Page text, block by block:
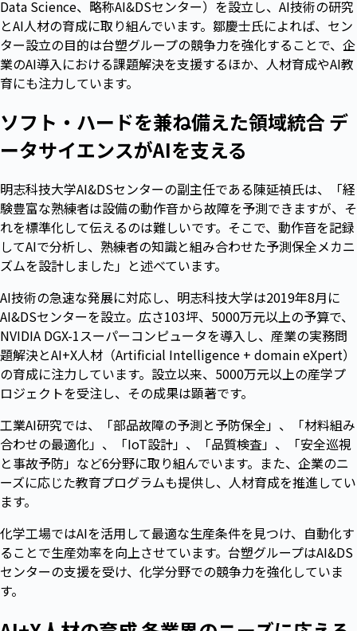
Data Science、略称AI&DSセンター）を設立し、AI技術の研究
とAI人材の育成に取り組んでいます。鄒慶士氏によれば、セン
ター設立の目的は台塑グループの競争力を強化することで、企
業のAI導入における課題解決を支援するほか、人材育成やAI教
育にも注力しています。
ソフト・ハードを兼ね備えた領域統合 デ
ータサイエンスがAIを支える
明志科技大学AI&DSセンターの副主任である陳延禎氏は、「経
験豊富な熟練者は設備の動作音から故障を予測できますが、そ
れを標準化して伝えるのは難しいです。そこで、動作音を記録
してAIで分析し、熟練者の知識と組み合わせた予測保全メカニ
ズムを設計しました」と述べています。
AI技術の急速な発展に対応し、明志科技大学は2019年8月に
AI&DSセンターを設立。広さ103坪、5000万元以上の予算で、
NVIDIA DGX-1スーパーコンピュータを導入し、産業の実務問
題解決とAI+X人材（Artificial Intelligence + domain eXpert）
の育成に注力しています。設立以来、5000万元以上の産学プ
ロジェクトを受注し、その成果は顕著です。
工業AI研究では、「部品故障の予測と予防保全」、「材料組み
合わせの最適化」、「IoT設計」、「品質検査」、「安全巡視
と事故予防」など6分野に取り組んでいます。また、企業のニ
ーズに応じた教育プログラムも提供し、人材育成を推進してい
ます。
化学工場ではAIを活用して最適な生産条件を見つけ、自動化す
ることで生産効率を向上させています。台塑グループはAI&DS
センターの支援を受け、化学分野での競争力を強化していま
す。